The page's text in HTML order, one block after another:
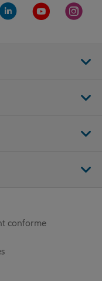
Facebook de Allianz
la page Twitter de
Aller sur la page
Aller sur la
Aller
conforme